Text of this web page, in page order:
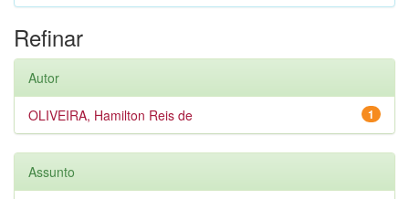
Refinar
Autor
1
OLIVEIRA, Hamilton Reis de
Assunto